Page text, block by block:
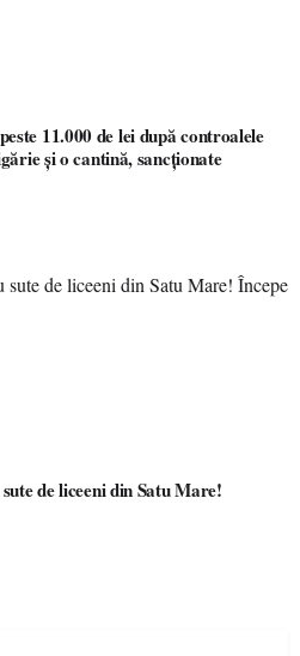
11.000 de lei după controalele
și o cantină, sancționate
de liceeni din Satu Mare!